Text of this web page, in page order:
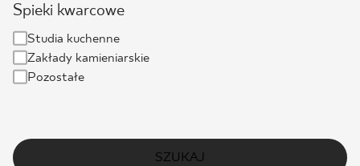
KARIERA
Spieki kwarcowe
Studia kuchenne
Zakłady kamieniarskie
Pozostałe
SZUKAJ